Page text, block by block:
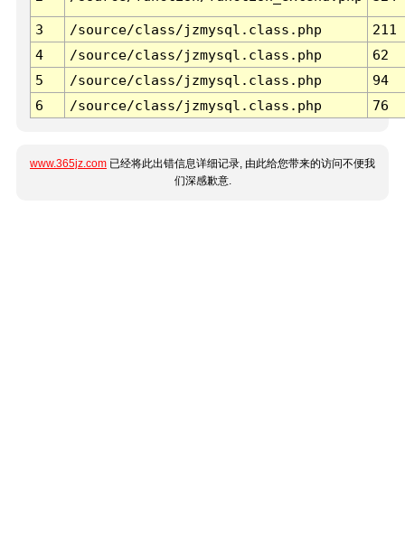
3 /source/class/jzmysql.class.php
211
4
/source/class/jzmysql.class.php
62
5
/source/class/jzmysql.class.php
94
6
/source/class/jzmysql.class.php 76
www.365jz.com 已经将此出错信息详细记录, 由此给您带来的访问不便我
们深感歉意.